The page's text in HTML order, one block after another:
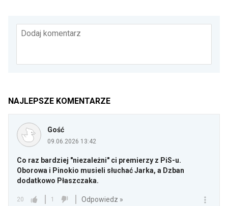
Dodaj komentarz
NAJLEPSZE KOMENTARZE
Gość
09.06.2026 13:42
Co raz bardziej "niezależni" ci premierzy z PiS-u.
Oborowa i Pinokio musieli słuchać Jarka, a Dzban
dodatkowo Płaszczaka.
20 1 Odpowiedz »